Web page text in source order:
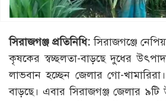
সিরাজগঞ্জ প্রতিনিধি: সিরাজগঞ্জে
কৃষকের স্বচ্ছলতা-বাড়ছে দুধের
লাভবান হচ্ছেন জেলার গো-
বাড়ছে। এবার সিরাজগঞ্জ জেলার ৯টি